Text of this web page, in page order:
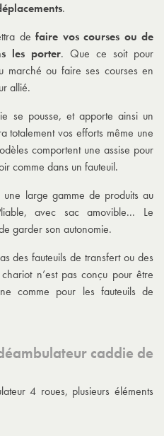
.
defaire vos courses ou de
les porter. Que ce soit pour
marché ou faire ses courses en
allié.
se pousse, et apporte ainsi un
totalement vos efforts même une
comportent une assise pour
comme dans un fauteuil.
large gamme de produits au
avec sac amovible... Le
garder son autonomie.
des fauteuils de transfert ou des
n’est pas conçu pour être
comme pour les fauteuils de
caddie de
4 roues, plusieurs éléments